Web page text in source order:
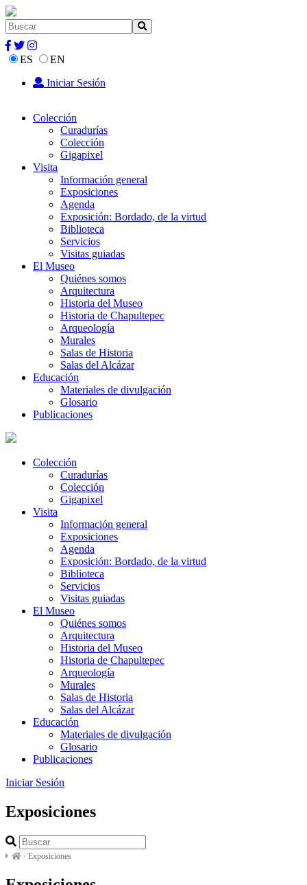
ES
EN
Iniciar Sesión
Colección
Curadurías
Colección
Gigapixel
Visita
Información general
Exposiciones
Agenda
Exposición: Bordado, de la virtud
Biblioteca
Servicios
Visitas guiadas
El Museo
Quiénes somos
Arquitectura
Historia del Museo
Historia de Chapultepec
Arqueología
Murales
Salas de Historia
Salas del Alcázar
Educación
Materiales de divulgación
Glosario
Publicaciones
Colección
Curadurías
Colección
Gigapixel
Visita
Información general
Exposiciones
Agenda
Exposición: Bordado, de la virtud
Biblioteca
Servicios
Visitas guiadas
El Museo
Quiénes somos
Arquitectura
Historia del Museo
Historia de Chapultepec
Arqueología
Murales
Salas de Historia
Salas del Alcázar
Educación
Materiales de divulgación
Glosario
Publicaciones
Iniciar Sesión
Exposiciones
/ Exposiciones